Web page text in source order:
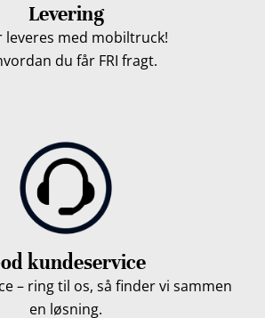
Levering
leveres med mobiltruck!
du får FRI fragt.
kundeservice
– ring til os, så finder vi sammen
en løsning.